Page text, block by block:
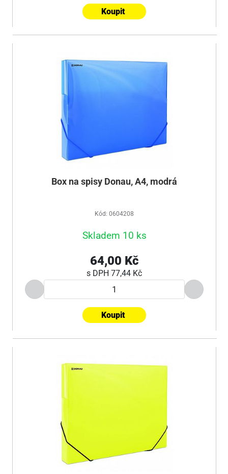
Koupit
Box na spisy Donau, A4, modrá
Kód: 0604208
Skladem 10 ks
64,00 Kč
s DPH 77,44 Kč
Koupit